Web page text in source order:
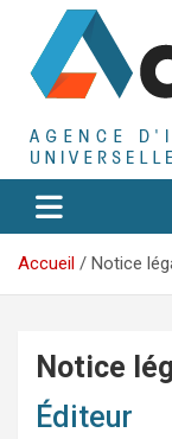
contenu
Adiu
Agence
Accueil Notice
Notice
Éditeur